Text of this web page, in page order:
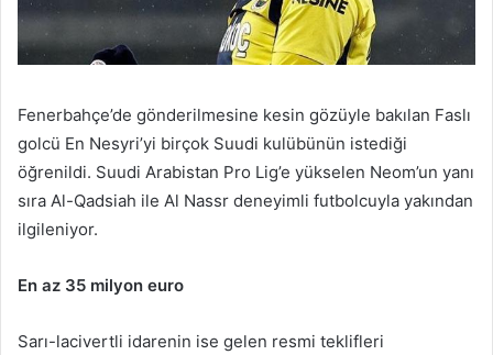
Fenerbahçe’de gönderilmesine kesin gözüyle bakılan Faslı
golcü En Nesyri’yi birçok Suudi kulübünün istediği
öğrenildi. Suudi Arabistan Pro Lig’e yükselen Neom’un yanı
sıra Al-Qadsiah ile Al Nassr deneyimli futbolcuyla yakından
ilgileniyor.
En az 35 milyon euro
Sarı-lacivertli idarenin ise gelen resmi teklifleri